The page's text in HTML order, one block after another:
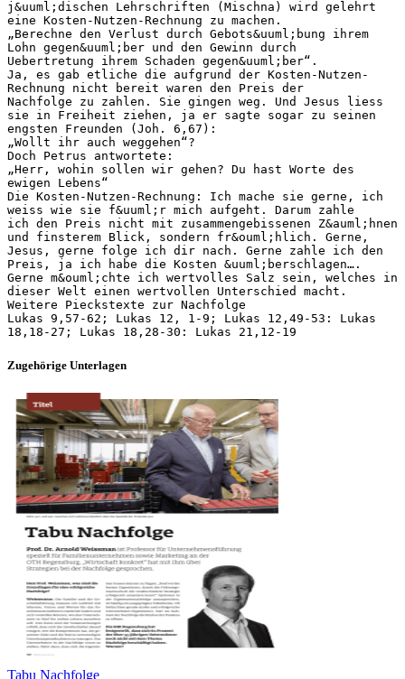
j&uuml;dischen Lehrschriften (Mischna) wird gelehrt
eine Kosten-Nutzen-Rechnung zu machen.
„Berechne den Verlust durch Gebots&uuml;bung ihrem
Lohn gegen&uuml;ber und den Gewinn durch
Uebertretung ihrem Schaden gegen&uuml;ber“.
Ja, es gab etliche die aufgrund der Kosten-Nutzen-
Rechnung nicht bereit waren den Preis der
Nachfolge zu zahlen. Sie gingen weg. Und Jesus liess
sie in Freiheit ziehen, ja er sagte sogar zu seinen
engsten Freunden (Joh. 6,67):
„Wollt ihr auch weggehen“?
Doch Petrus antwortete:
„Herr, wohin sollen wir gehen? Du hast Worte des
ewigen Lebens“
Die Kosten-Nutzen-Rechnung: Ich mache sie gerne, ich
weiss wie sie f&uuml;r mich aufgeht. Darum zahle
ich den Preis nicht mit zusammengebissenen Z&auml;hnen
und finsterem Blick, sondern fr&ouml;hlich. Gerne,
Jesus, gerne folge ich dir nach. Gerne zahle ich den
Preis, ja ich habe die Kosten &uuml;berschlagen….
Gerne m&ouml;chte ich wertvolles Salz sein, welches in
dieser Welt einen wertvollen Unterschied macht.
Weitere Pieckstexte zur Nachfolge
Lukas 9,57-62; Lukas 12, 1-9; Lukas 12,49-53: Lukas
Zugehörige Unterlagen
Tabu Nachfolge